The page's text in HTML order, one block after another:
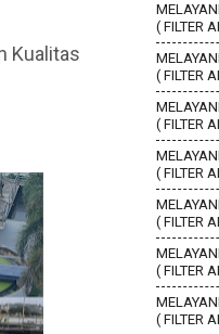
Kualitas
( FILTER
( FILTER
( FILTER
( FILTER
( FILTER
( FILTER
( FILTER